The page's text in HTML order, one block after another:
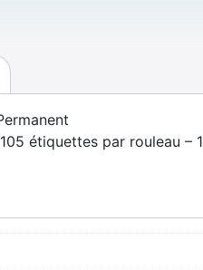
étiquettes par rouleau –